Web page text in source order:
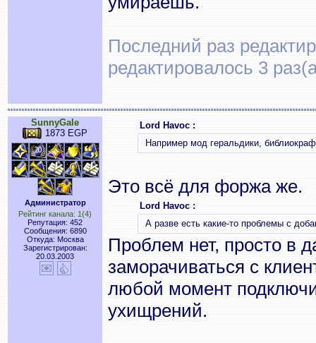
Последний раз
редактировалось 3
SunnyGale
1873 EGP
Администратор
Рейтинг канала: 1(4)
Репутация: 452
Сообщения: 6890
Откуда: Москва
Зарегистрирован:
20.03.2003
Lord Havoc :
Например мод геральдики,
Это всё для форжа же.
Lord Havoc :
А разве есть какие-то проблемы с
Проблем нет, просто в
заморачиваться с
любой момент
ухищрений.